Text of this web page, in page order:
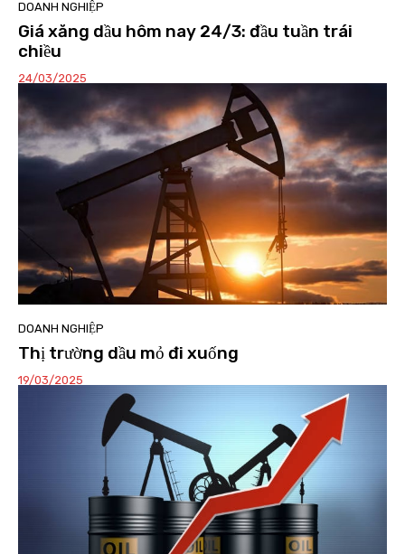
DOANH NGHIỆP
Giá xăng dầu hôm nay 24/3: đầu tuần trái
chiều
24/03/2025
DOANH NGHIỆP
Thị trường dầu mỏ đi xuống
19/03/2025